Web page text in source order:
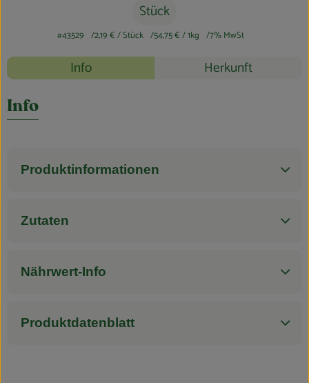
Stück
#43529 2,19 €/ Stück 54,75 €/ 1kg 7% MwSt
Rezepte
Info Herkunft
Info
Produktinformationen
Zutaten
Nährwert-Info
Produktdatenblatt